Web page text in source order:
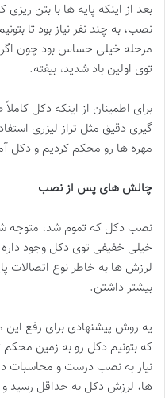
بعد از اینکه پایه ها با بتن
نصب، به چند نفر نیاز بود تا
مرحله خیلی حساس بود چون
توی اولین باد شدید، بیفته.
برای اطمینان از اینکه دکل
گیری دقیق مثل تراز لیزری
مهره ها رو محکم کردیم و دکل
چالش های پس از نصب
نصب دکل که تموم شد، متوجه
خیلی خفیفی توی دکل وجود داره
لرزش ها به خاطر نوع اتصالات
بیشتر داشتن.
یه روش پیشنهادی برای رفع
که بتونیم دکل رو به زمین
نیاز به نصب درست و محاسبات
ها، لرزش دکل به حداقل رسید